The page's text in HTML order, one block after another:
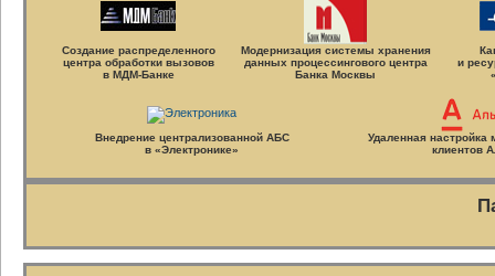
Создание распределенного
центра обработки вызовов
в МДМ-Банке
Модернизация системы хранения
данных процессингового центра
Банка Москвы
и
Внедрение централизованной АБС
в «Электронике»
Удаленная
клиентов